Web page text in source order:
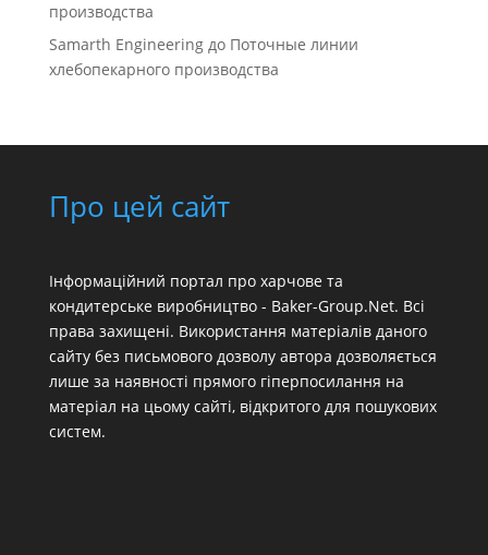
производства
Samarth Engineeringдо Поточные линии
хлебопекарного производства
Про цей сайт
Інформаційний портал про харчове та
кондитерське виробництво - Baker-Group.Net. Всі
права захищені. Використання матеріалів даного
сайту без письмового дозволу автора дозволяється
лише за наявності прямого гіперпосилання на
матеріал на цьому сайті, відкритого для пошукових
систем.